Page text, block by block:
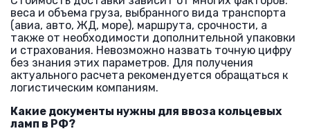
веса и объема груза, выбранного вида транспорта
(авиа, авто, ЖД, море), маршрута, срочности, а
также от необходимости дополнительной упаковки
и страхования. Невозможно назвать точную цифру
без знания этих параметров. Для получения
актуального расчета рекомендуется обращаться к
логистическим компаниям.
Какие документы нужны для ввоза кольцевых
ламп в РФ?